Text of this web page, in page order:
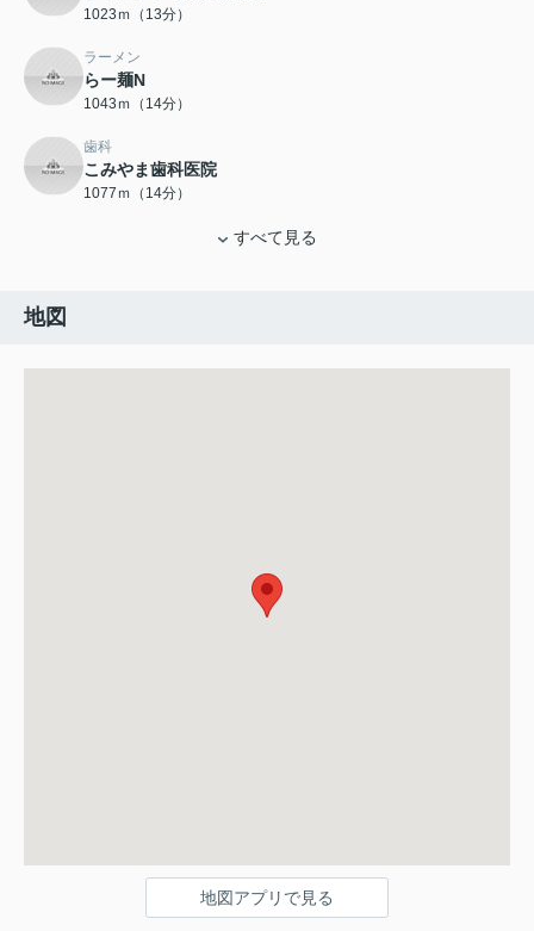
1023ｍ（13分）
ラーメン
らー麺N
1043ｍ（14分）
歯科
こみやま歯科医院
1077ｍ（14分）
すべて見る
地図
地図アプリで見る